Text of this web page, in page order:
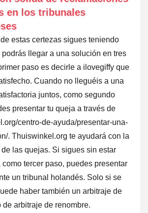
en los tribunales
estas certezas sigues teniendo
podrás llegar a una solución en tres
paso es decirle a ilovegiffy que
Cuando no lleguéis a una
juntos, como segundo
presentar tu queja a través de
centro-de-ayuda/presentar-una-
. Thuiswinkel.org te ayudará con la
las quejas. Si sigues sin estar
como tercer paso, puedes presentar
un tribunal holandés. Solo si se
haber también un arbitraje de
de arbitraje de renombre.